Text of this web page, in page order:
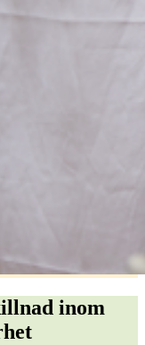
inom